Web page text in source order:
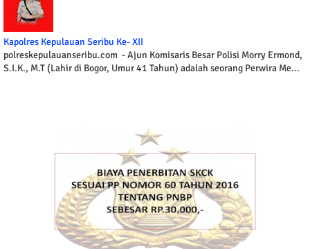
Kapolres Kepulauan Seribu Ke- XII
polreskepulauanseribu.com - Ajun Komisaris Besar Polisi Morry Ermond,
S.I.K., M.T (Lahir di Bogor, Umur 41 Tahun) adalah seorang Perwira Me...